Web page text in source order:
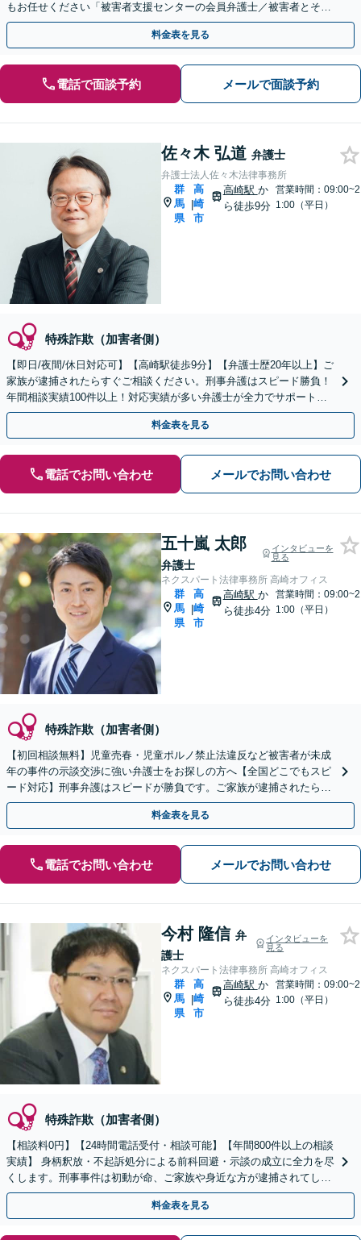
もお任せください「被害者支援センターの会員弁護士／被害者とその
ご家族のケアにも力を入れています」【休日・夜間相談可】
料金表を見る
電話で面談予約 メールで面談予約
佐々木 弘道 弁護士
弁護士法人佐々木法律事務所
群
馬
県
|
高
崎
市
高崎駅 か
ら徒歩9分
営業時間：09:00~2
1:00（平日）
特殊詐欺（加害者側）
【即日/夜間/休日対応可】【高崎駅徒歩9分】【弁護士歴20年以上】ご
家族が逮捕されたらすぐご相談ください。刑事弁護はスピード勝負！
年間相談実績100件以上！対応実績が多い弁護士が全力でサポートし
ます！
料金表を見る
電話でお問い合わせ メールでお問い合わせ
五十嵐 太郎
弁護士
インタビューを
見る
ネクスパート法律事務所 高崎オフィス
群
馬
県
|
高
崎
市
高崎駅 か
ら徒歩4分
営業時間：09:00~2
1:00（平日）
特殊詐欺（加害者側）
【初回相談無料】児童売春・児童ポルノ禁止法違反など被害者が未成
年の事件の示談交渉に強い弁護士をお探しの方へ【全国どこでもスピ
ード対応】刑事弁護はスピードが勝負です。ご家族が逮捕されたら一
刻も早くご相談ください【24時間365日相談受付】
料金表を見る
電話でお問い合わせ メールでお問い合わせ
今村 隆信 弁
護士
インタビューを
見る
ネクスパート法律事務所 高崎オフィス
群
馬
県
|
高
崎
市
高崎駅 か
ら徒歩4分
営業時間：09:00~2
1:00（平日）
特殊詐欺（加害者側）
【相談料0円】【24時間電話受付・相談可能】【年間800件以上の相談
実績】 身柄釈放・不起訴処分による前科回避・示談の成立に全力を尽
くします。刑事事件は初動が命、ご家族や身近な方が逮捕されてしま
ったら一刻も早くお電話ください。
料金表を見る